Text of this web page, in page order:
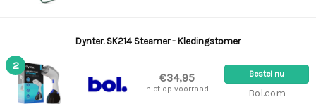
Dynter. SK214 Steamer - Kledingstomer
2
€34,95
niet op voorraad
Bestel nu
Bol.com